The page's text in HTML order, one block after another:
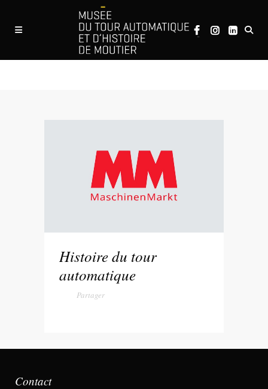
Histoire du tour
automatique
Contact